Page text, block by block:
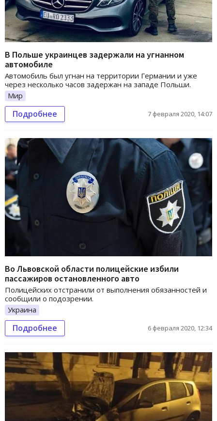
В Польше украинцев задержали на угнанном
автомобиле
Автомобиль был угнан на территории Германии и уже
через несколько часов задержан на западе Польши.
Мир
Подробнее 7 февраля 2020, 14:07
Во Львовской области полицейские избили
пассажиров остановленного авто
Полицейских отстранили от выполнения обязанностей и
сообщили о подозрении.
Украина
Подробнее 6 февраля 2020, 12:34